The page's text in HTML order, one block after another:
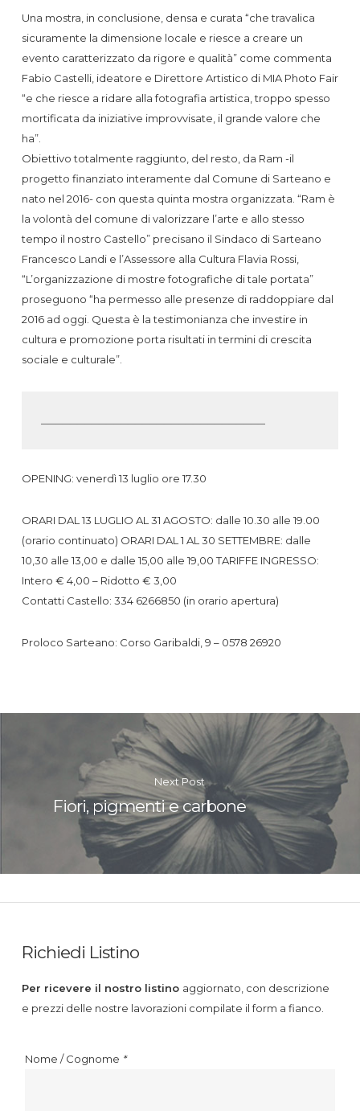
Una mostra, in conclusione, densa e curata “che travalica
sicuramente la dimensione locale e riesce a creare un
evento caratterizzato da rigore e qualità” come commenta
Fabio Castelli, ideatore e Direttore Artistico di MIA Photo Fair
“e che riesce a ridare alla fotografia artistica, troppo spesso
mortificata da iniziative improvvisate, il grande valore che
ha”.
Obiettivo totalmente raggiunto, del resto, da Ram -il
progetto finanziato interamente dal Comune di Sarteano e
nato nel 2016- con questa quinta mostra organizzata. “Ram è
la volontà del comune di valorizzare l’arte e allo stesso
tempo il nostro Castello” precisano il Sindaco di Sarteano
Francesco Landi e l’Assessore alla Cultura Flavia Rossi,
“L’organizzazione di mostre fotografiche di tale portata”
proseguono “ha permesso alle presenze di raddoppiare dal
2016 ad oggi. Questa è la testimonianza che investire in
cultura e promozione porta risultati in termini di crescita
sociale e culturale”.
OPENING: venerdì 13 luglio ore 17.30
ORARI DAL 13 LUGLIO AL 31 AGOSTO: dalle 10.30 alle 19.00
(orario continuato) ORARI DAL 1 AL 30 SETTEMBRE: dalle
10,30 alle 13,00 e dalle 15,00 alle 19,00 TARIFFE INGRESSO:
Intero € 4,00 – Ridotto € 3,00
Contatti Castello: 334 6266850 (in orario apertura)
Proloco Sarteano: Corso Garibaldi, 9 – 0578 26920
Next Post
Fiori, pigmenti e carbone
Richiedi Listino
Per ricevere il nostro listino aggiornato, con descrizione
e prezzi delle nostre lavorazioni compilate il form a fianco.
Nome / Cognome *